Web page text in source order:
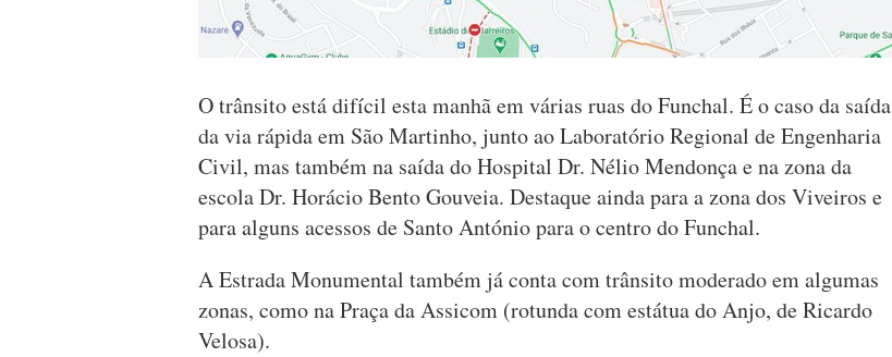
O trânsito está difícil esta manhã em várias ruas do Funchal. É o caso da saída
da via rápida em São Martinho, junto ao Laboratório Regional de Engenharia
Civil, mas também na saída do Hospital Dr. Nélio Mendonça e na zona da
escola Dr. Horácio Bento Gouveia. Destaque ainda para a zona dos Viveiros e
para alguns acessos de Santo António para o centro do Funchal.
A Estrada Monumental também já conta com trânsito moderado em algumas
zonas, como na Praça da Assicom (rotunda com estátua do Anjo, de Ricardo
Velosa).